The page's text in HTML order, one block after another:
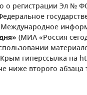
о регистрации Эл №
(МИА «Россия
гиперссылка на
ниже второго абзаца